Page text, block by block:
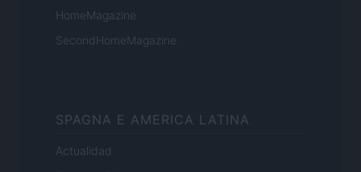
HomeMagazine
SecondHomeMagazine
SPAGNA E AMERICA LATINA
Actualidad